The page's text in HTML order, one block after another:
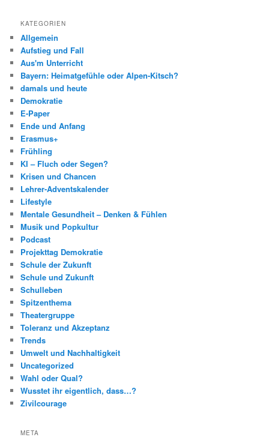
KATEGORIEN
Allgemein
Aufstieg und Fall
Aus'm Unterricht
Bayern: Heimatgefühle oder Alpen-Kitsch?
damals und heute
Demokratie
E-Paper
Ende und Anfang
Erasmus+
Frühling
KI – Fluch oder Segen?
Krisen und Chancen
Lehrer-Adventskalender
Lifestyle
Mentale Gesundheit – Denken & Fühlen
Musik und Popkultur
Podcast
Projekttag Demokratie
Schule der Zukunft
Schule und Zukunft
Schulleben
Spitzenthema
Theatergruppe
Toleranz und Akzeptanz
Trends
Umwelt und Nachhaltigkeit
Uncategorized
Wahl oder Qual?
Wusstet ihr eigentlich, dass…?
Zivilcourage
META